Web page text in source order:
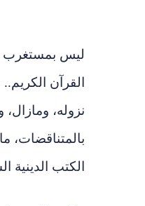
ليس بمستغرب
القرآن الكريم..
نزوله، ومازال،
بالمتناقضات،
الكتب الدينية